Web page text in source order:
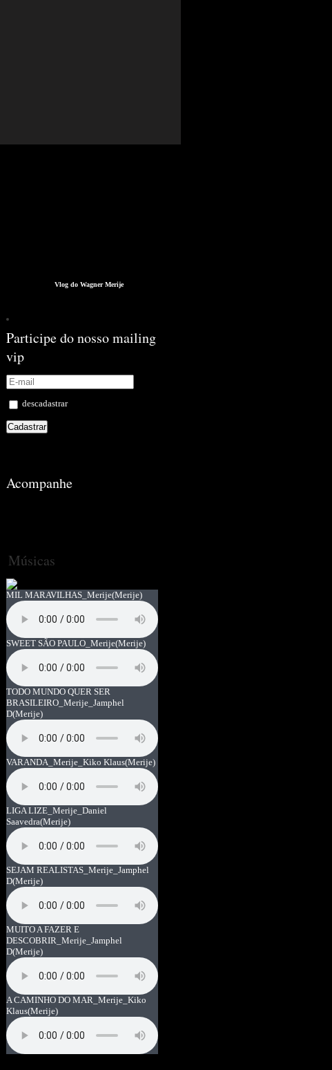
Vlog do Wagner Merije
Participe do nosso mailing
vip
descadastrar
Acompanhe
Músicas
MIL MARAVILHAS_Merije(Merije)
SWEET SÃO PAULO_Merije(Merije)
TODO MUNDO QUER SER
BRASILEIRO_Merije_Jamphel
D(Merije)
VARANDA_Merije_Kiko Klaus(Merije)
LIGA LIZE_Merije_Daniel
Saavedra(Merije)
SEJAM REALISTAS_Merije_Jamphel
D(Merije)
MUITO A FAZER E
DESCOBRIR_Merije_Jamphel
D(Merije)
A CAMINHO DO MAR_Merije_Kiko
Klaus(Merije)